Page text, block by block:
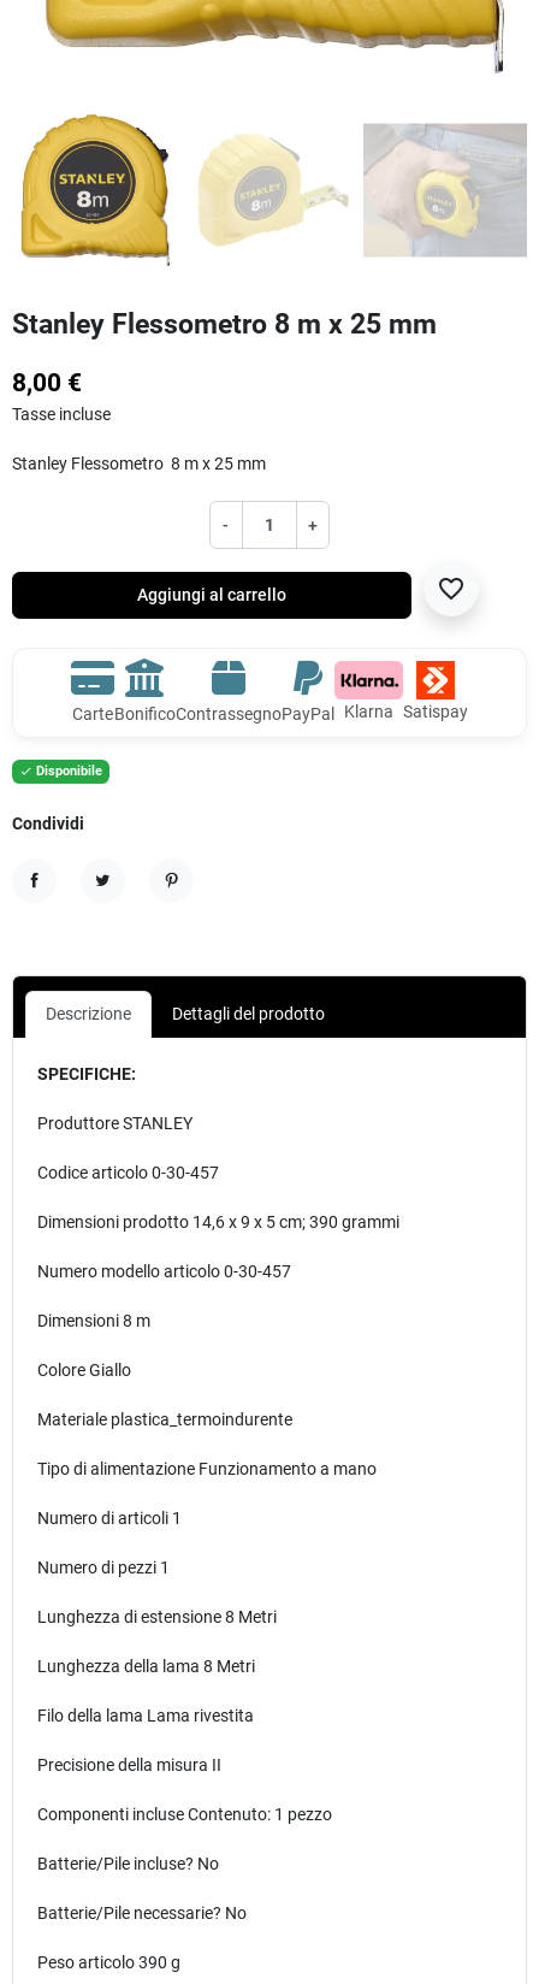
Stanley Flessometro 8 m x 25 mm
8,00 €
Tasse incluse
Stanley Flessometro 8 m x 25 mm
- +
Aggiungi al carrello favorite_border
CarteBonificoContrassegnoPayPal Klarna Satispay
 Disponibile
Condividi
Descrizione Dettagli del prodotto
SPECIFICHE:
Produttore‎STANLEY
Codice articolo‎0-30-457
Dimensioni prodotto ‎14,6 x 9 x 5 cm; 390 grammi
Numero modello articolo‎0-30-457
Dimensioni ‎8 m
Colore ‎Giallo
Materiale ‎plastica_termoindurente
Tipo di alimentazione ‎Funzionamento a mano
Numero di articoli 1
Numero di pezzi ‎1
Lunghezza di estensione 8 Metri
Lunghezza della lama ‎8 Metri
Filo della lama ‎Lama rivestita
Precisione della misura ‎II
Componenti incluse ‎Contenuto: 1 pezzo
Batterie/Pile incluse? ‎No
Batterie/Pile necessarie? ‎No
Peso articolo‎390 g